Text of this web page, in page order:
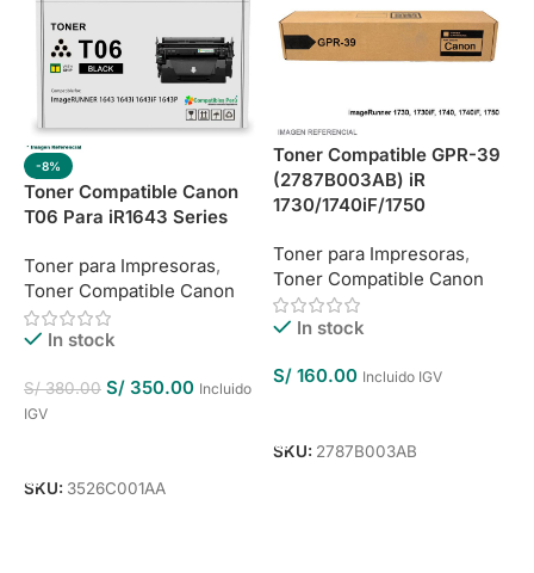
-8%
Toner Compatible Canon
T06 Para iR1643 Series
Toner para Impresoras,
Toner Compatible Canon
In stock
S/380.00 S/ 350.00 Incluido
IGV
SKU: 3526C001AA
Toner Compatible GPR-39
(2787B003AB) iR
1730/1740iF/1750
Toner para Impresoras,
Toner Compatible Canon
In stock
S/ 160.00 Incluido IGV
SKU: 2787B003AB